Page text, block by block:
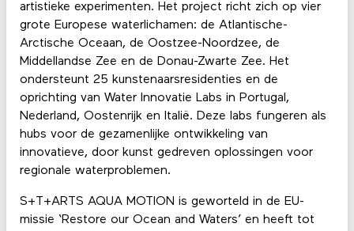
artistieke experimenten. Het project richt zich op vier
grote Europese waterlichamen: de Atlantische-
Arctische Oceaan, de Oostzee-Noordzee, de
Middellandse Zee en de Donau-Zwarte Zee. Het
ondersteunt 25 kunstenaarsresidenties en de
oprichting van Water Innovatie Labs in Portugal,
Nederland, Oostenrijk en Italië. Deze labs fungeren als
hubs voor de gezamenlijke ontwikkeling van
innovatieve, door kunst gedreven oplossingen voor
regionale waterproblemen.
S+T+ARTS AQUA MOTION is geworteld in de EU-
missie ‘Restore our Ocean and Waters’ en heeft tot